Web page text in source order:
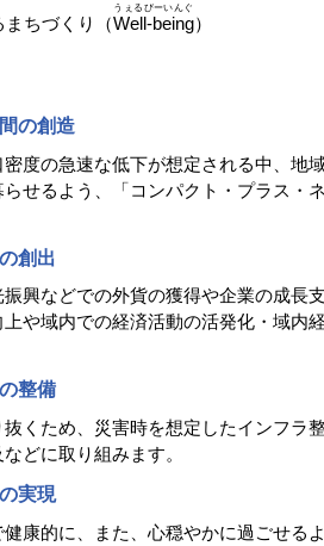
ちづくり（Well-being
うぇるびーいんぐ
）
の創造
度の急速な低下が想定される中、地
せるよう、「コンパクト・プラス・
創出
興などでの外貨の獲得や企業の成長
や域内での経済活動の活発化・域内
整備
くため、災害時を想定したインフラ
どに取り組みます。
実現
康的に、また、心穏やかに過ごせる